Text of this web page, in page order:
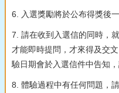
6. 入選獎勵將於公布得獎後
7. 請在收到入選信的同時，
才能即時提問，才來得及交
驗日期會於入選信件中告知，
8. 體驗過程中有任何問題，